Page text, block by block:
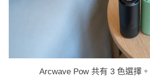
Arcwave Pow 共有 3 色選擇